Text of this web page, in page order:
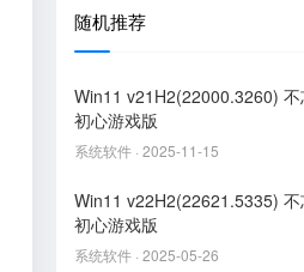
随机推荐
Win11 v21H2(22000.3260)
初心游戏版
系统软件 · 2025-11-15
Win11 v22H2(22621.5335)
初心游戏版
系统软件 · 2025-05-26